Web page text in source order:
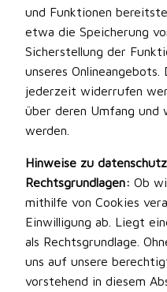
und Funktionen
etwa die Speicherung
Sicherstellung der
unseres Onlineangebots.
jederzeit widerrufen
über deren Umfang und
werden.
Hinweise zu
Rechtsgrundlagen: Ob
mithilfe von Cookies
Einwilligung ab. Liegt
als Rechtsgrundlage.
uns auf unsere
vorstehend in diesem